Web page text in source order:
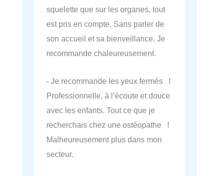
squelette que sur les organes, tout
est pris en compte. Sans parler de
son accueil et sa bienveillance. Je
recommande chaleureusement.
- Je recommande les yeux fermés !
Professionnelle, à l’écoute et douce
avec les enfants. Tout ce que je
recherchais chez une ostéopathe !
Malheureusement plus dans mon
secteur.